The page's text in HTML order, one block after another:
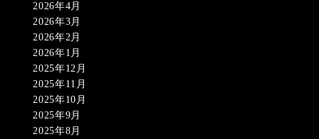
2026年4月
2026年3月
2026年2月
2026年1月
2025年12月
2025年11月
2025年10月
2025年9月
2025年8月